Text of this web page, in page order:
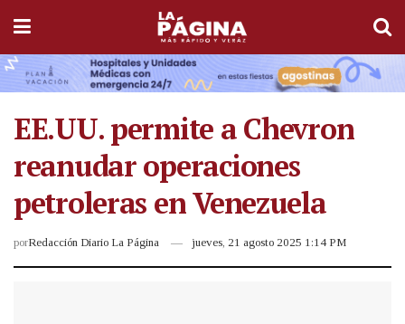
EE.UU. permite a Chevron
reanudar operaciones
petroleras en Venezuela
porRedacción Diario La Página jueves, 21 agosto 2025 1:14 PM